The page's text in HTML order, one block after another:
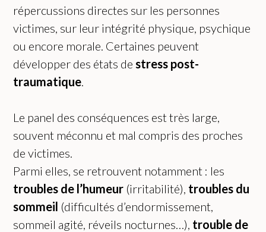
répercussions directes sur les personnes
victimes, sur leur intégrité physique, psychique
ou encore morale. Certaines peuvent
développer des états de stress post-
traumatique
Le panel des conséquences est très large,
souvent méconnu et mal compris des proches
de victimes.
Parmi elles, se retrouvent notamment : les
troubles de l’humeur (irritabilité), troubles du
sommeil (difficultés d’endormissement,
sommeil agité, réveils nocturnes…), trouble de